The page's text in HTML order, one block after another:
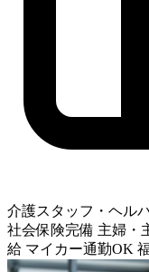
介護スタッフ・ヘル
社会保険完備 主婦・
給 マイカー通勤OK